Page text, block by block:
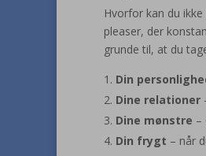
Hvorfor kan du
pleaser, der
grunde til, at du
Din
Dine relationer
Dine mønstre –
Din frygt – når